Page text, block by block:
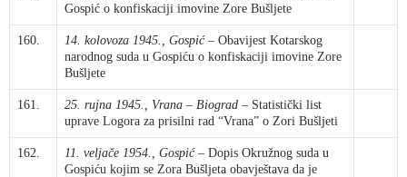
Gospić o konfiskaciji imovine Zore Bušljete
160. 14. kolovoza 1945., Gospić – Obavijest Kotarskog
narodnog suda u Gospiću o konfiskaciji imovine Zore
Bušljete
161. 25. rujna 1945., Vrana – Biograd – Statistički list
uprave Logora za prisilni rad “Vrana” o Zori Bušljeti
162. 11. veljače 1954., Gospić – Dopis Okružnog suda u
Gospiću kojim se Zora Bušljeta obavještava da je